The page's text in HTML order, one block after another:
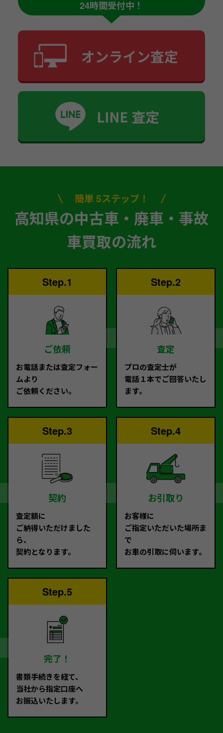
24時間受付中！
簡単 5ステップ！
高知県の中古車・廃車・事故
車買取の流れ
Step.1
ご依頼
お電話または査定フォー
ムより
ご依頼ください。
Step.2
査定
プロの査定士が
電話１本でご回答いたし
ます。
Step.3
契約
査定額に
ご納得いただけました
ら、
契約となります。
Step.4
お引取り
お客様に
ご指定いただいた場所ま
で
お車の引取に伺います。
Step.5
完了！
書類手続きを経て、
当社から指定口座へ
お振込いたします。